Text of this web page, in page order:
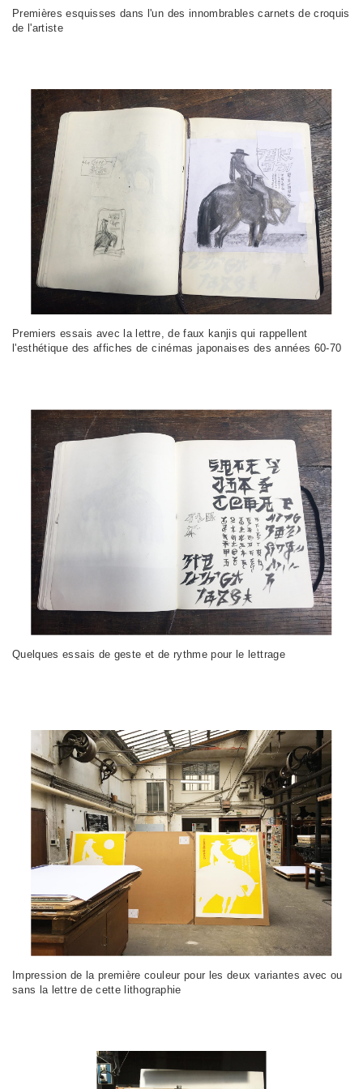
Premières esquisses dans l'un des innombrables carnets de croquis
de l'artiste
Premiers essais avec la lettre, de faux kanjis qui rappellent
l'esthétique des affiches de cinémas japonaises des années 60-70
Quelques essais de geste et de rythme pour le lettrage
Impression de la première couleur pour les deux variantes avec ou
sans la lettre de cette lithographie